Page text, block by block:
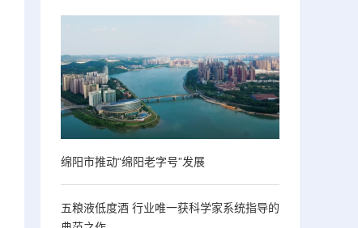
绵阳市推动“绵阳老字号”发展
五粮液低度酒 行业唯一获科学家系统指导的